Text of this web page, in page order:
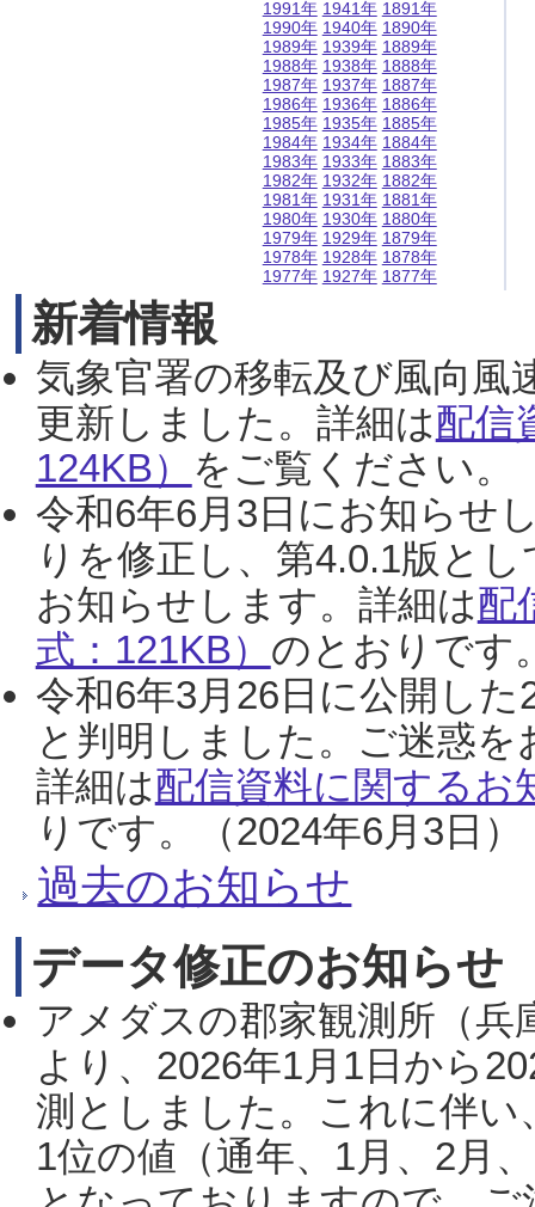
1991年
1990年
1989年
1988年
1987年
1986年
1985年
1984年
1983年
1982年
1981年
1980年
1979年
1978年
1977年
1941年
1940年
1939年
1938年
1937年
1936年
1935年
1934年
1933年
1932年
1931年
1930年
1929年
1928年
1927年
1891年
1890年
1889年
1888年
1887年
1886年
1885年
1884年
1883年
1882年
1881年
1880年
1879年
1878年
1877年
新着情報
気象官署の移転及び風向風
更新しました。詳細は配信
124KB） をご覧ください。
令和6年6月3日にお知らせ
りを修正し、第4.0.1版と
お知らせします。詳細は配
式：121KB） のとおりです
令和6年3月26日に公開し
と判明しました。ご迷惑
詳細は配信資料に関するお
りです。（2024年6月3日）
過去のお知らせ
データ修正のお知らせ
アメダスの郡家観測所（
より、2026年1月1日から
測としました。これに伴い
1位の値（通年、1月、2月